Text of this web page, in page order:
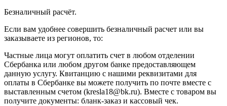
Безналичный расчёт.
Если вам удобнее совершить безналичный расчет или вы
заказываете из регионов, то:
Частные лица могут оплатить счет в любом отделении
Сбербанка или любом другом банке предоставляющем
данную услугу. Квитанцию с нашими реквизитами для
оплаты в Сбербанке вы можете получить по почте вместе с
выставленным счетом (kresla18@bk.ru). Вместе с товаром вы
получите документы: бланк-заказ и кассовый чек.